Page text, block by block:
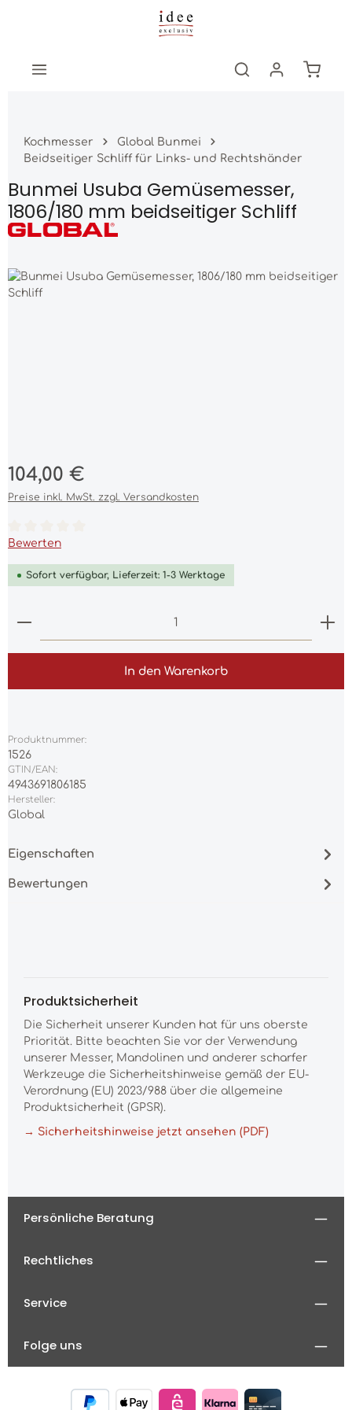
Zum Hauptinhalt springen
Kochmesser
Global Bunmei
Beidseitiger Schliff für Links- und Rechtshänder
Bunmei Usuba Gemüsemesser,
1806/180 mm beidseitiger Schliff
Bildergalerie überspringen
Regulärer Preis:
104,00 €
Preise inkl. MwSt. zzgl. Versandkosten
Durchschnittliche Bewertung von 0 von 5 Sternen
Bewerten
Sofort verfügbar, Lieferzeit: 1-3 Werktage
Produkt Anzahl: Gib den gewünschten Wert
In den Warenkorb
Produktnummer:
1526
GTIN/EAN:
4943691806185
Hersteller:
Global
Eigenschaften
Bewertungen
Produktsicherheit
Die Sicherheit unserer Kunden hat für uns oberste
Priorität. Bitte beachten Sie vor der Verwendung
unserer Messer, Mandolinen und anderer scharfer
Werkzeuge die Sicherheitshinweise gemäß der EU-
Verordnung (EU) 2023/988 über die allgemeine
Produktsicherheit (GPSR).
→ Sicherheitshinweise jetzt ansehen (PDF)
Persönliche Beratung
Rechtliches
Service
Folge uns